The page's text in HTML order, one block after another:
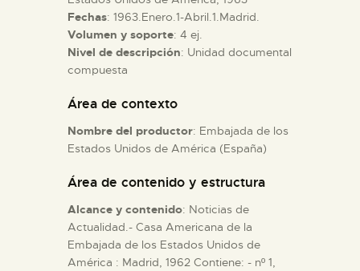
DIDÁCTICA
ESPAÑOL
Fechas: 1963.Enero.1-Abril.1.Madrid.
Volumen y soporte: 4 ej.
Nivel de descripción: Unidad documental
compuesta
Área de contexto
Nombre del productor: Embajada de los
Estados Unidos de América (España)
Área de contenido y estructura
Alcance y contenido: Noticias de
Actualidad.- Casa Americana de la
Embajada de los Estados Unidos de
América : Madrid, 1962 Contiene: - nº 1,